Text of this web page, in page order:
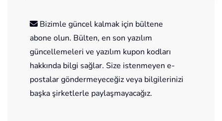
Bizimle güncel kalmak için bültene
abone olun. Bülten, en son yazılım
güncellemeleri ve yazılım kupon kodları
hakkında bilgi sağlar. Size istenmeyen e-
postalar göndermeyeceğiz veya bilgilerinizi
başka şirketlerle paylaşmayacağız.